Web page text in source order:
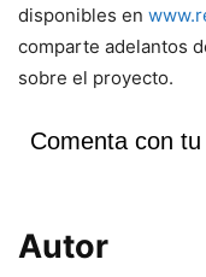
disponibles en
comparte adelantos
sobre el proyecto.
Comenta con
Autor